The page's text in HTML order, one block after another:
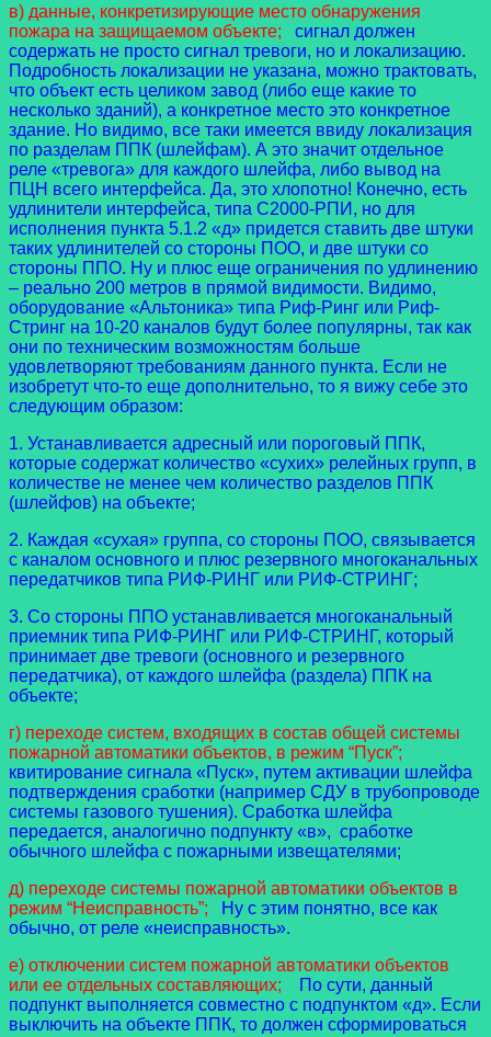
в) данные, конкретизирующие место обнаружения
пожара на защищаемом объекте;
сигнал должен
содержать не просто сигнал тревоги, но и локализацию.
Подробность локализации не указана, можно трактовать,
что объект есть целиком завод (либо еще какие то
несколько зданий), а конкретное место это конкретное
здание. Но видимо, все таки имеется ввиду локализация
по разделам ППК (шлейфам). А это значит отдельное
реле «тревога» для каждого шлейфа, либо вывод на
ПЦН всего интерфейса. Да, это хлопотно! Конечно, есть
удлинители интерфейса, типа С2000-РПИ, но для
исполнения пункта 5.1.2 «д» придется ставить две штуки
таких удлинителей со стороны ПОО, и две штуки со
стороны ППО. Ну и плюс еще ограничения по удлинению
– реально 200 метров в прямой видимости. Видимо,
оборудование «Альтоника» типа Риф-Ринг или Риф-
Стринг на 10-20 каналов будут более популярны, так как
они по техническим возможностям больше
удовлетворяют требованиям данного пункта. Если не
изобретут что-то еще дополнительно, то я вижу себе это
следующим образом:
1. Устанавливается адресный или пороговый ППК,
которые содержат количество «сухих» релейных групп, в
количестве не менее чем количество разделов ППК
(шлейфов) на объекте;
2. Каждая «сухая» группа, со стороны ПОО, связывается
с каналом основного и плюс резервного многоканальных
передатчиков типа РИФ-РИНГ или РИФ-СТРИНГ;
3. Со стороны ППО устанавливается многоканальный
приемник типа РИФ-РИНГ или РИФ-СТРИНГ, который
принимает две тревоги (основного и резервного
передатчика), от каждого шлейфа (раздела) ППК на
объекте;
г) переходе систем, входящих в состав общей системы
пожарной автоматики объектов, в режим “Пуск”;
квитирование сигнала «Пуск», путем активации шлейфа
подтверждения сработки (например СДУ в трубопроводе
системы газового тушения). Сработка шлейфа
передается, аналогично подпункту «в», сработке
обычного шлейфа с пожарными извещателями;
д) переходе системы пожарной автоматики объектов в
режим “Неисправность”;
Ну с этим понятно, все как
обычно, от реле «неисправность».
е) отключении систем пожарной автоматики объектов
или ее отдельных составляющих;
По сути, данный
подпункт выполняется совместно с подпунктом «д». Если
выключить на объекте ППК, то должен сформироваться